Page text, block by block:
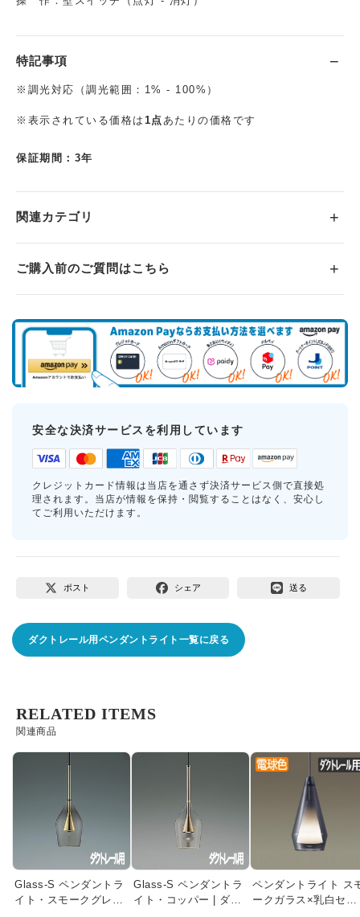
特記事項
※調光対応（調光範囲：1% - 100%）
※表示されている価格は 1点あたりの価格です
保証期間：3年
関連カテゴリ
ご購入前のご質問はこちら
安全な決済サービスを利用しています
クレジットカード情報は当店を通さず決済サービス側で直接処
理されます。当店が情報を保持・閲覧することはなく、安心し
てご利用いただけます。
ポスト シェア 送る
ダクトレール用ペンダントライト一覧に戻る
関連商品
RELATED ITEMS
Glass-S ペンダントラ
イト・スモークグレー
Glass-S ペンダントラ
イト・コッパー | ダク
ペンダントライト スモ
ークガラス×乳白セー